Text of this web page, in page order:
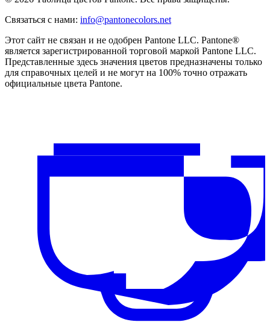
Связаться с нами: info@pantonecolors.net
Этот сайт не связан и не одобрен Pantone LLC. Pantone®
является зарегистрированной торговой маркой Pantone LLC.
Представленные здесь значения цветов предназначены только
для справочных целей и не могут на 100% точно отражать
официальные цвета Pantone.